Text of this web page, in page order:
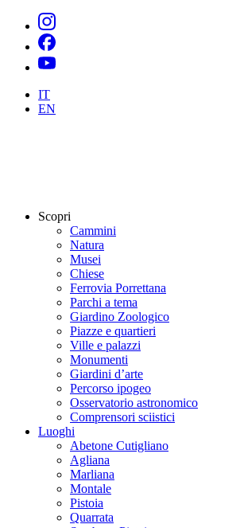
IT
EN
Scopri
Cammini
Natura
Musei
Chiese
Ferrovia Porrettana
Parchi a tema
Giardino Zoologico
Piazze e quartieri
Ville e palazzi
Monumenti
Giardini d’arte
Percorso ipogeo
Osservatorio astronomico
Comprensori sciistici
Luoghi
Abetone Cutigliano
Agliana
Marliana
Montale
Pistoia
Quarrata